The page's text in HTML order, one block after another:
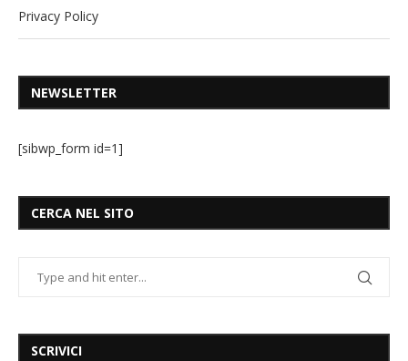
Privacy Policy
NEWSLETTER
[sibwp_form id=1]
CERCA NEL SITO
SCRIVICI